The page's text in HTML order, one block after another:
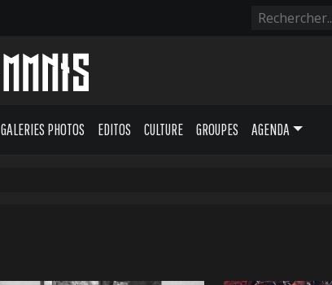
GALERIES PHOTOS EDITOS CULTURE GROUPES AGENDA